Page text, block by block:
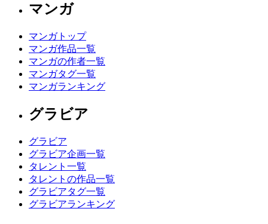
マンガ
マンガトップ
マンガ作品一覧
マンガの作者一覧
マンガタグ一覧
マンガランキング
グラビア
グラビア
グラビア企画一覧
タレント一覧
タレントの作品一覧
グラビアタグ一覧
グラビアランキング